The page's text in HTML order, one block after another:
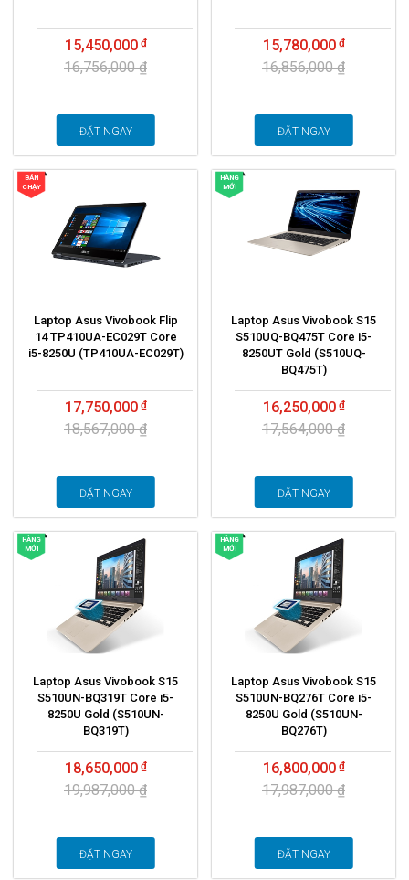
15,450,000
16,756,000 ₫
ĐẶT NGAY
15,780,000
16,856,000 ₫
ĐẶT NGAY
BÁN
CHẠY
Laptop Asus Vivobook Flip
14 TP410UA-EC029T Core
i5-8250U (TP410UA-EC029T)
17,750,000
18,567,000 ₫
ĐẶT NGAY
HÀNG
MỚI
Laptop Asus Vivobook S15
S510UQ-BQ475T Core i5-
8250UT Gold (S510UQ-
BQ475T)
16,250,000
17,564,000 ₫
ĐẶT NGAY
HÀNG
MỚI
Laptop Asus Vivobook S15
S510UN-BQ319T Core i5-
8250U Gold (S510UN-
BQ319T)
18,650,000
19,987,000 ₫
ĐẶT NGAY
HÀNG
MỚI
Laptop Asus Vivobook S15
S510UN-BQ276T Core i5-
8250U Gold (S510UN-
BQ276T)
16,800,000
17,987,000 ₫
ĐẶT NGAY